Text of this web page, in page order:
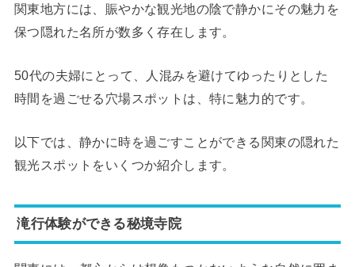
関東地方には、賑やかな観光地の陰で静かにその魅力を
保つ隠れた名所が数多く存在します。
50代の夫婦にとって、人混みを避けてゆったりとした
時間を過ごせる穴場スポットは、特に魅力的です。
以下では、静かに時を過ごすことができる関東の隠れた
観光スポットをいくつか紹介します。
滝行体験ができる秘境寺院